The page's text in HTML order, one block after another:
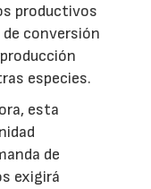
productivos
conversión
especies.
esta
de
exigirá